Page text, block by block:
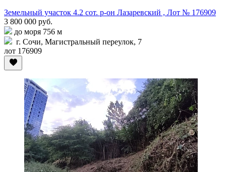
Земельный участок 4.2 сот. р-он Лазаревский , Лот № 176909
3 800 000 руб.
до моря 756 м
г. Сочи, Магистральный переулок, 7
лот 176909